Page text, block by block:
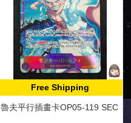
Free Shipping
魯夫平行插畫卡OP05-119 SEC